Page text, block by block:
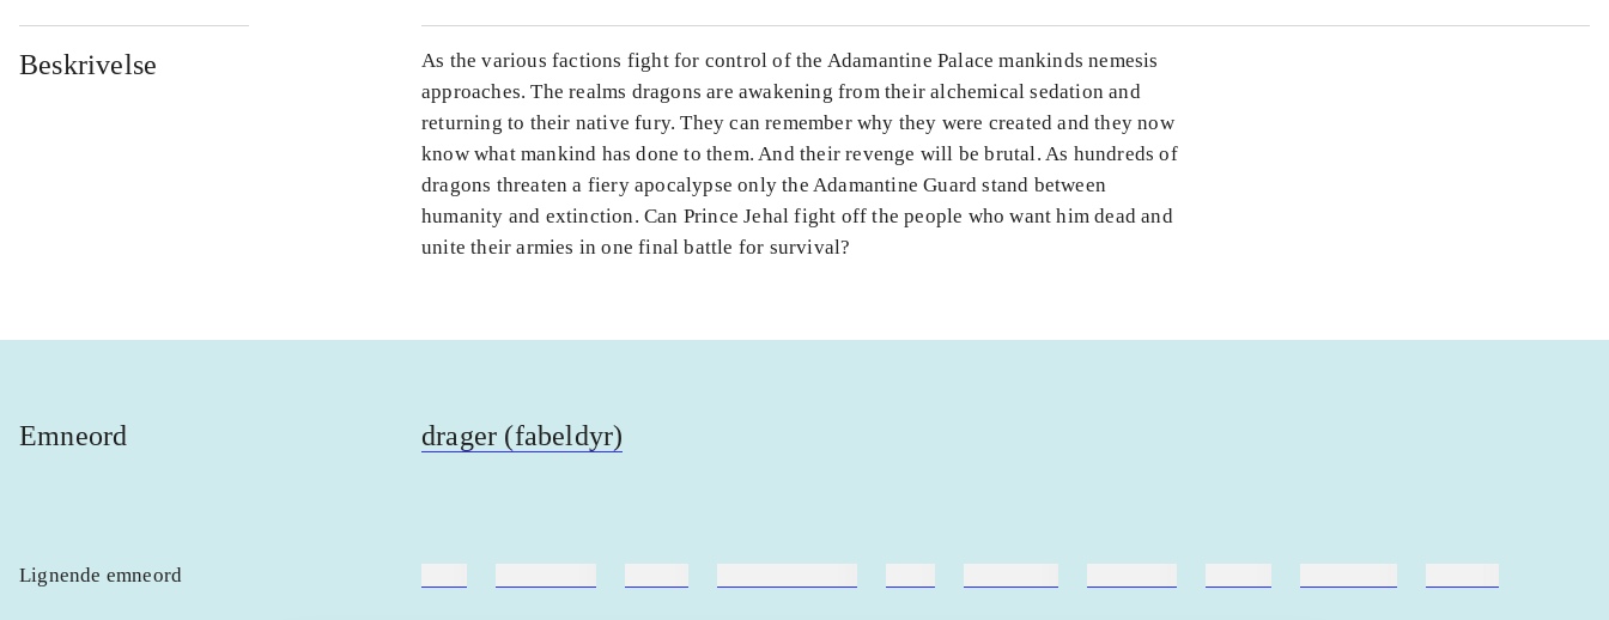
Beskrivelse
As the various factions fight for control of the Adamantine Palace mankinds nemesis
approaches. The realms dragons are awakening from their alchemical sedation and
returning to their native fury. They can remember why they were created and they now
know what mankind has done to them. And their revenge will be brutal. As hundreds of
dragons threaten a fiery apocalypse only the Adamantine Guard stand between
humanity and extinction. Can Prince Jehal fight off the people who want him dead and
unite their armies in one final battle for survival?
Emneord drager (fabeldyr)
Lignende emneord